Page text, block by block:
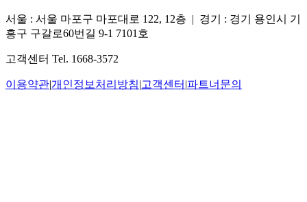
서울 : 서울 마포구 마포대로 122, 12층 | 경기 : 경기 용인시 기
흥구 구갈로60번길 9-1 7101호
고객센터 Tel. 1668-3572
이용약관|개인정보처리방침|고객센터 |파트너문의